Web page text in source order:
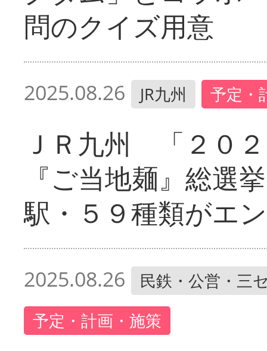
問のクイズ用意
2025.08.26 JR九州 予定・
ＪＲ九州 「２０
『ご当地麺』総選
駅・５９種類がエ
2025.08.26
民鉄・公営・三
予定・計画・施策